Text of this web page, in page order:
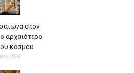
στον
αρχαιότερο
κόσμου
2026